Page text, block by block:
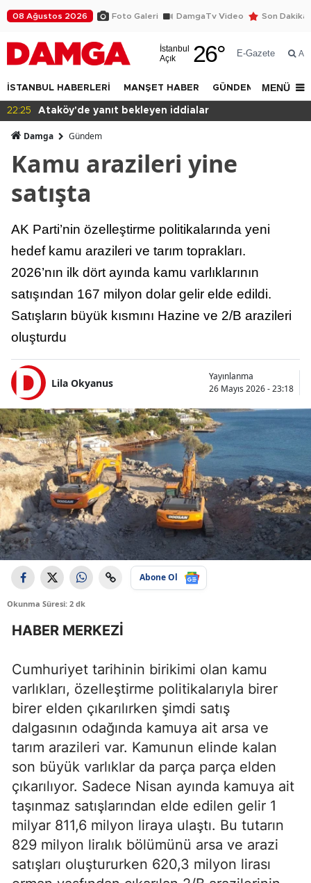
08 Ağustos 2026 Foto Galeri DamgaTv Video Son Dakika
İstanbul
Açık
26° E-Gazete Ara
İSTANBUL HABERLERİ MANŞET HABER GÜNDEM DÜNYA
MENÜ
16:30 İBB Davası'nda tahliye çıkmadı
Damga Gündem
Kamu arazileri yine
satışta
AK Parti’nin özelleştirme politikalarında yeni
hedef kamu arazileri ve tarım toprakları.
2026’nın ilk dört ayında kamu varlıklarının
satışından 167 milyon dolar gelir elde edildi.
Satışların büyük kısmını Hazine ve 2/B arazileri
oluşturdu
Lila Okyanus
Yayınlanma
26 Mayıs 2026 - 23:18
Abone Ol
Okunma Süresi: 2 dk
HABER MERKEZİ
Cumhuriyet tarihinin birikimi olan kamu
varlıkları, özelleştirme politikalarıyla birer
birer elden çıkarılırken şimdi satış
dalgasının odağında kamuya ait arsa ve
tarım arazileri var. Kamunun elinde kalan
son büyük varlıklar da parça parça elden
çıkarılıyor. Sadece Nisan ayında kamuya ait
taşınmaz satışlarından elde edilen gelir 1
milyar 811,6 milyon liraya ulaştı. Bu tutarın
829 milyon liralık bölümünü arsa ve arazi
satışları oluştururken 620,3 milyon lirası